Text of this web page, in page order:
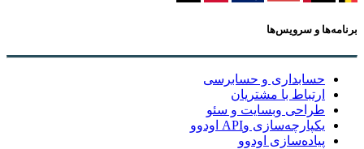
برنامه‌ها و سرویس‌ها
حسابداری و حسابرسی
ارتباط با مشتریان
طراحی وبسایت و سئو
یکپارچه‌سازی وAPI اودوو
پیاده‌سازی اودوو